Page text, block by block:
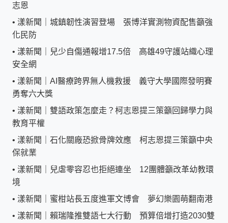
志恩
• 漾新聞｜城鎮韌性演習登場 張博洋實測物資配售籲強
化民防
• 漾新聞｜兒少自傷通報增17.5倍 高雄49守護站織心理
安全網
• 漾新聞｜AI醫療跨界無人機救援 義守大學國際發明賽
勇奪六大獎
• 漾新聞｜雙語政策怎麼走？柯志恩提三策籲回歸學力與
教育平權
• 漾新聞｜石化關廠恐掀骨牌效應 柯志恩提三策籲中央
保就業
• 漾新聞｜兒虐零容忍也拒絕連坐 12團體籲改革幼教環
境
• 漾新聞｜蜜柑站長五度進軍文博會 夢幻樂園萌翻南港
• 漾新聞｜賴瑞隆推雙語七大行動 預算倍增打造2030雙